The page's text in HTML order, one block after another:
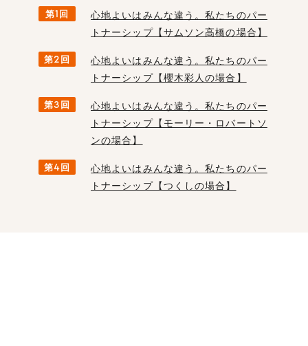
第1回
心地よいはみんな違う。私たちのパー
トナーシップ【サムソン高橋の場合】
第2回
心地よいはみんな違う。私たちのパー
トナーシップ【櫻木彩人の場合】
第3回
心地よいはみんな違う。私たちのパー
トナーシップ【モーリー・ロバートソ
ンの場合】
第4回
心地よいはみんな違う。私たちのパー
トナーシップ【つくしの場合】